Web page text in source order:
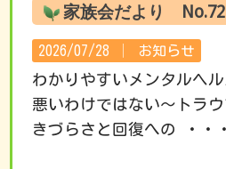
2026/07/28 │ お知らせ
わかりやすいメンタルヘ
悪いわけではない～トラ
きづらさと回復への ・・・